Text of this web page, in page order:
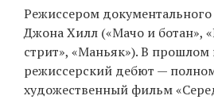
Режиссером документального
Джона Хилл («Мачо и ботан»,
стрит», «Маньяк»). В прошлом
режиссерский дебют —
художественный фильм